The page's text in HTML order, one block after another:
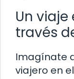
Un
través
Imagínate
viajero en